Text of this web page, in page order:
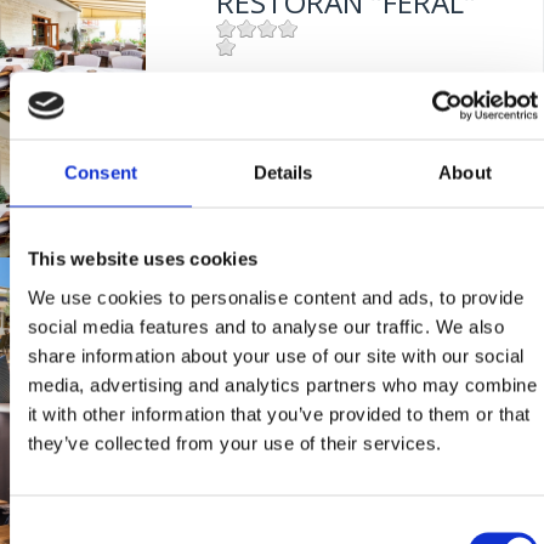
Consent Details About
This website uses cookies
We use cookies to personalise content and ads, to provide
social media features and to analyse our traffic. We also
share information about your use of our site with our social
media, advertising and analytics partners who may combine
it with other information that you’ve provided to them or that
they’ve collected from your use of their services.
Consent
Udaljenost od mora: 5 m
"FERAL"
Mjesto:
Udaljenost od mora:5 m
GOSTILNA
"MASLINA"
Mjesto:Mjesto: Crikvenica
Udaljenost od mora:100 m
BISTROT "GRILL